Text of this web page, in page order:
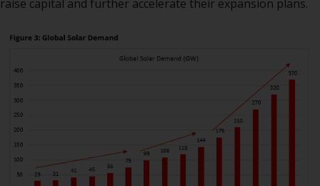
kollektiven Kapitalanlagen von 23.
durch die FINMA. Redwheel-
verwaltete Fonds, die nicht von
qualifizierten Anlegern im Sinne
angeboten werden. 3 und Abs.
3ter KAG („Qualifizierte Anleger“).
raise capital and further accelerate their expansion plans.